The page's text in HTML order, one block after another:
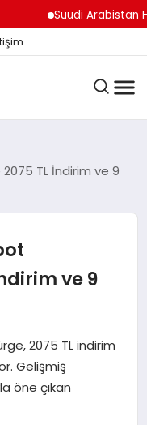
Suudi Arabistan
TL İndirim ve 9
ve 9
2075 TL indirim
Gelişmiş
öne çıkan